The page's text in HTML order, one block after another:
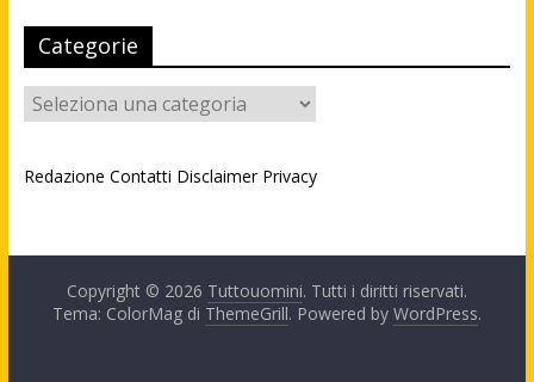
Categorie
Categorie
Redazione Contatti Disclaimer Privacy
Copyright © 2026 Tuttouomini. Tutti i diritti riservati.
Tema: ColorMag di ThemeGrill. Powered by WordPress.